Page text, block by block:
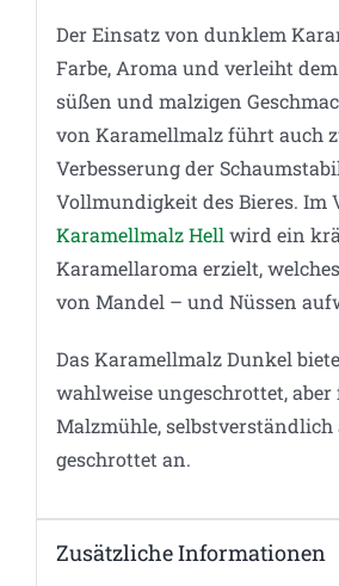
Der Einsatz von dunklem
Farbe, Aroma und verleiht
süßen und malzigen
von Karamellmalz führt auch
Verbesserung der
Vollmundigkeit des Bieres. Im
Karamellmalz Hell wird ein
Karamellaroma erzielt,
von Mandel – und Nüssen
Das Karamellmalz Dunkel
wahlweise ungeschrottet,
Malzmühle, selbstverständlich
geschrottet an.
Zusätzliche Informationen